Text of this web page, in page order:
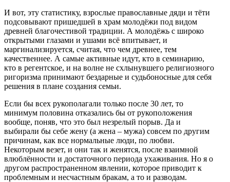
И вот, эту статистику, взрослые православные дяди и тёти
подсовывают пришедшей в храм молодёжи под видом
древней благочестивой традиции. А молодёжь с широко
открытыми глазами и ушами всё впитывает, и
маргинализируется, считая, что чем древнее, тем
качественнее. А самые активные идут, кто в семинарию,
кто в регентское, и на волне не схлынувшего религиозного
ригоризма принимают бездарные и судьбоносные для себя
решения в плане создания семьи.
Если бы всех рукополагали только после 30 лет, то
минимум половина отказались бы от рукоположения
вообще, поняв, что это был незрелый порыв. Да и
выбирали бы себе жену (а жена – мужа) совсем по другим
причинам, как все нормальные люди, по любви.
Некоторым везет, и они так и женятся, после взаимной
влюблённости и достаточного периода ухаживания. Но я о
другом распространенном явлении, которое приводит к
проблемным и несчастным бракам, а то и разводам.